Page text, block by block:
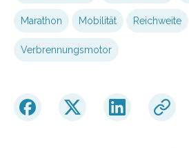
Marathon Mobilität Reichweite
Verbrennungsmotor